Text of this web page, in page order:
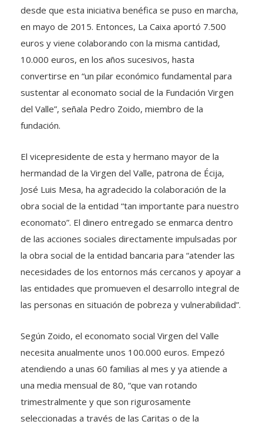
desde que esta iniciativa benéfica se puso en marcha,
en mayo de 2015. Entonces, La Caixa aportó 7.500
euros y viene colaborando con la misma cantidad,
10.000 euros, en los años sucesivos, hasta
convertirse en “un pilar económico fundamental para
sustentar al economato social de la Fundación Virgen
del Valle”, señala Pedro Zoido, miembro de la
fundación.
El vicepresidente de esta y hermano mayor de la
hermandad de la Virgen del Valle, patrona de Écija,
José Luis Mesa, ha agradecido la colaboración de la
obra social de la entidad “tan importante para nuestro
economato”. El dinero entregado se enmarca dentro
de las acciones sociales directamente impulsadas por
la obra social de la entidad bancaria para “atender las
necesidades de los entornos más cercanos y apoyar a
las entidades que promueven el desarrollo integral de
las personas en situación de pobreza y vulnerabilidad”.
Según Zoido, el economato social Virgen del Valle
necesita anualmente unos 100.000 euros. Empezó
atendiendo a unas 60 familias al mes y ya atiende a
una media mensual de 80, “que van rotando
trimestralmente y que son rigurosamente
seleccionadas a través de las Caritas o de la